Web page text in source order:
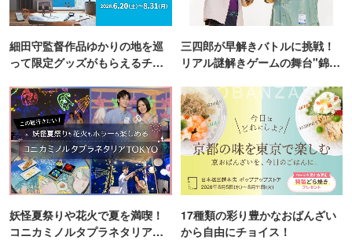
細田守監督作品ゆかりの地を巡
って限定グッズがもらえるチャ
三四郎が早解きバトルに挑戦！
リアル謎解きゲームの舞台"錦糸
妖怪夏祭りや花火で夏を満喫！
コニカミノルタプラネタリア
17種類の彩り豊かなおばんざい
から自由にチョイス！